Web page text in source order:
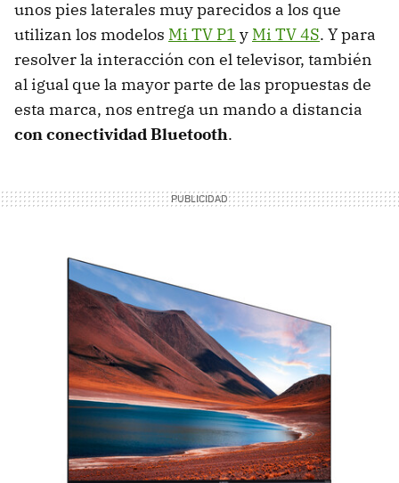
unos pies laterales muy parecidos a los que
utilizan los modelos Mi TV P1 y Mi TV 4S. Y para
resolver la interacción con el televisor, también
al igual que la mayor parte de las propuestas de
esta marca, nos entrega un mando a distancia
con conectividad Bluetooth.